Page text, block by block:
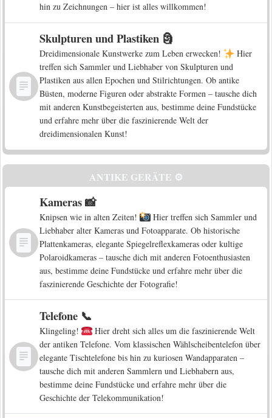
hin zu Zeichnungen – hier ist alles willkommen!
Skulpturen und Plastiken 🗿
Dreidimensionale Kunstwerke zum Leben erwecken!
Hier
treffen sich Sammler und Liebhaber von Skulpturen und
Plastiken aus allen Epochen und Stilrichtungen. Ob antike
Büsten, moderne Figuren oder abstrakte Formen – tausche dich
mit anderen Kunstbegeisterten aus, bestimme deine Fundstücke
und erfahre mehr über die faszinierende Welt der
dreidimensionalen Kunst!
ANTIKE GERÄTE ⚙️
Kameras 📸
Knipsen wie in alten Zeiten!
Hier treffen sich Sammler und
Liebhaber alter Kameras und Fotoapparate. Ob historische
Plattenkameras, elegante Spiegelreflexkameras oder kultige
Polaroidkameras – tausche dich mit anderen Fotoenthusiasten
aus, bestimme deine Fundstücke und erfahre mehr über die
faszinierende Geschichte der Fotografie!
Telefone 📞
Klingeling!
Hier dreht sich alles um die faszinierende Welt
der antiken Telefone. Vom klassischen Wählscheibentelefon über
elegante Tischtelefone bis hin zu kuriosen Wandapparaten –
tausche dich mit anderen Sammlern und Liebhabern aus,
bestimme deine Fundstücke und erfahre mehr über die
Geschichte der Telekommunikation!